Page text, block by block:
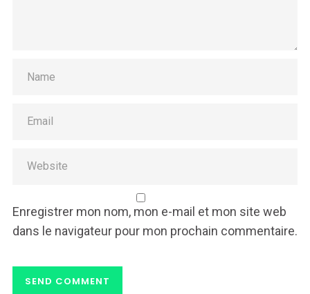
Enregistrer mon nom, mon e-mail et mon site web
dans le navigateur pour mon prochain commentaire.